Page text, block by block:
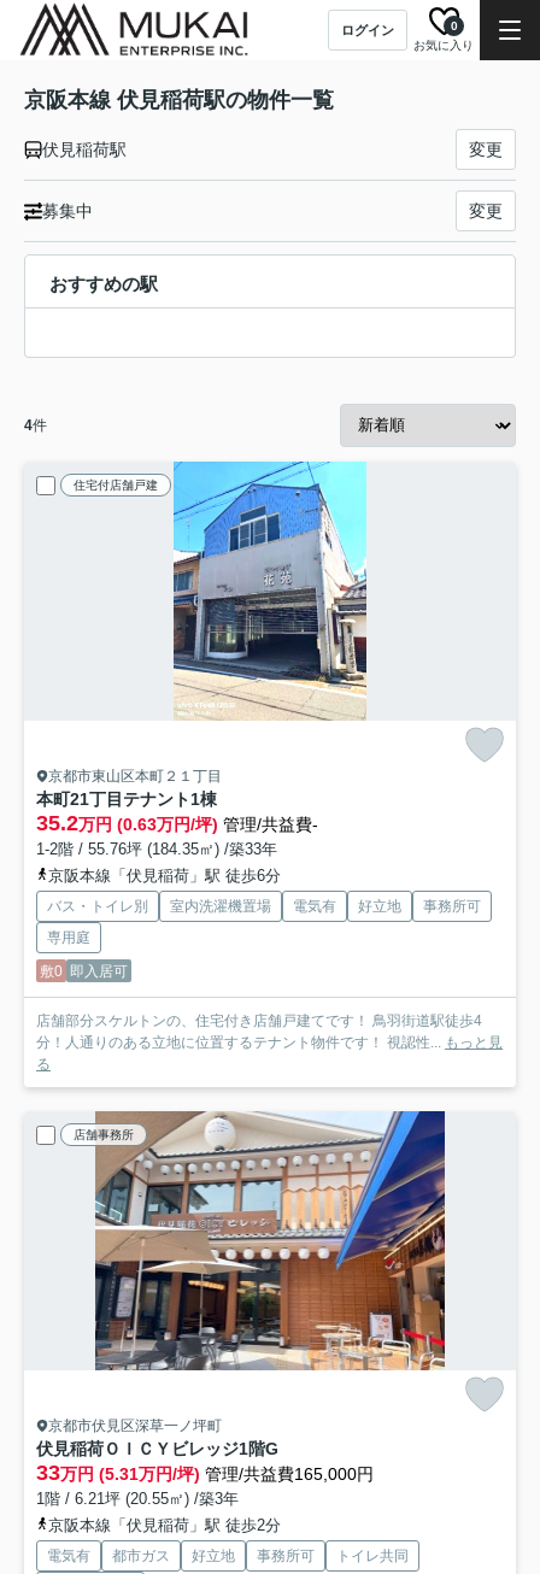
ログイン
お気に入り
0
京阪本線 伏見稲荷駅の物件一覧
伏見稲荷駅 変更
募集中 変更
おすすめの駅
4件
住宅付店舗戸建
京都市東山区本町２１丁目
本町21丁目テナント1棟
35.2万円 (0.63万円/坪) 管理/共益費-
1-2階 / 55.76坪 (184.35㎡) /築33年
京阪本線「伏見稲荷」駅 徒歩6分
バス・トイレ別 室内洗濯機置場 電気有 好立地
事務所可
専用庭
敷0 即入居可
店舗部分スケルトンの、住宅付き店舗戸建てです！ 鳥羽街道駅徒歩4
分！人通りのある立地に位置するテナント物件です！ 視認性... もっと見
る
店舗事務所
京都市伏見区深草一ノ坪町
伏見稲荷ＯＩＣＹビレッジ1階G
33万円 (5.31万円/坪) 管理/共益費165,000円
1階 / 6.21坪 (20.55㎡) /築3年
京阪本線「伏見稲荷」駅 徒歩2分
電気有 都市ガス 好立地 事務所可
トイレ共同